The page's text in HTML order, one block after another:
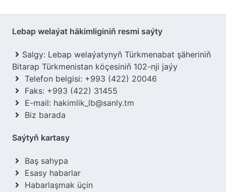
Lebap welaýat häkimliginiň resmi saýty
Salgy: Lebap welaýatynyň Türkmenabat şäheriniň
Bitarap Türkmenistan köçesiniň 102-nji jaýy
Telefon belgisi: +993 (422) 20046
Faks: +993 (422) 31455
E-mail: hakimlik_lb@sanly.tm
Biz barada
Saýtyň kartasy
Baş sahypa
Esasy habarlar
Habarlaşmak üçin